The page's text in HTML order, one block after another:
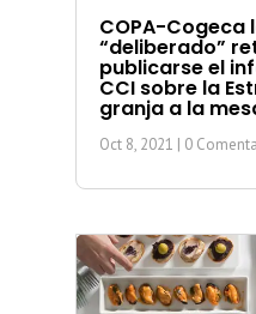
COPA-Cogeca
“deliberado”
publicarse el
CCI sobre la
granja a la
Oct 8, 2021 | 0